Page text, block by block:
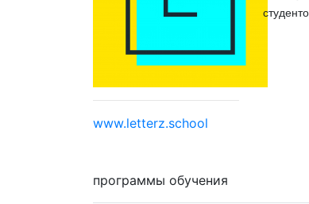
www.letterz.school
программы обучения